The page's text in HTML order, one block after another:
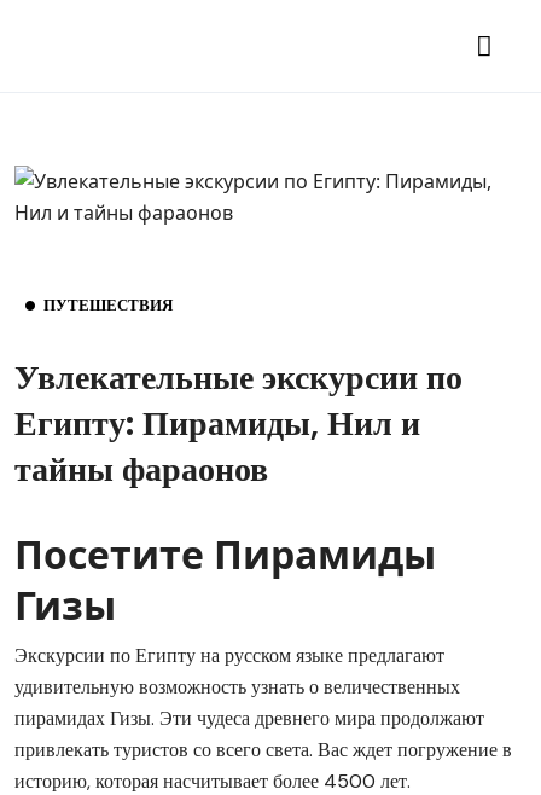
ПУТЕШЕСТВИЯ
Увлекательные экскурсии по
Египту: Пирамиды, Нил и
тайны фараонов
Посетите Пирамиды
Гизы
Экскурсии по Египту на русском языке предлагают
удивительную возможность узнать о величественных
пирамидах Гизы. Эти чудеса древнего мира продолжают
привлекать туристов со всего света. Вас ждет погружение в
историю, которая насчитывает более 4500 лет.